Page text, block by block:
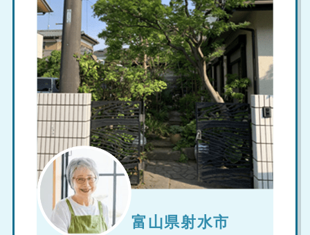
富山県射水市